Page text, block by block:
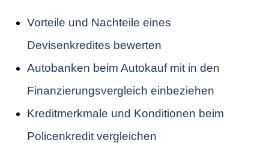
Vorteile und Nachteile eines
Devisenkredites bewerten
Autobanken beim Autokauf mit in den
Finanzierungsvergleich einbeziehen
Kreditmerkmale und Konditionen beim
Policenkredit vergleichen